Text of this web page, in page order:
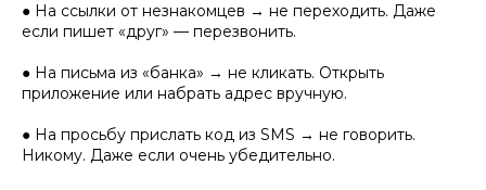
● На ссылки от незнакомцев → не переходить. Даже
если пишет «друг» — перезвонить.
● На письма из «банка» → не кликать. Открыть
приложение или набрать адрес вручную.
● На просьбу прислать код из SMS → не говорить.
Никому. Даже если очень убедительно.